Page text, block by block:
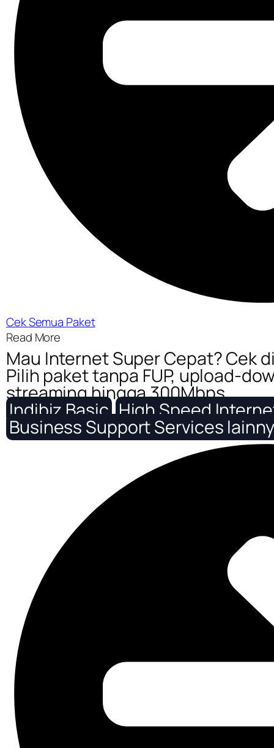
Cek Semua Paket
Read More
Mau Internet Super Cepat? Cek
Pilih paket tanpa FUP, upload-
streaming hingga 300Mbps.
Indibiz Basic High Speed
Business Support Services